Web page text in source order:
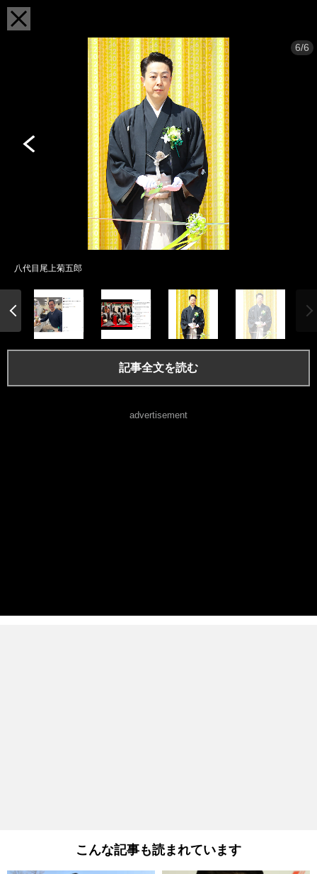
6/6
八代目尾上菊五郎
記事全文を読む
advertisement
こんな記事も読まれています